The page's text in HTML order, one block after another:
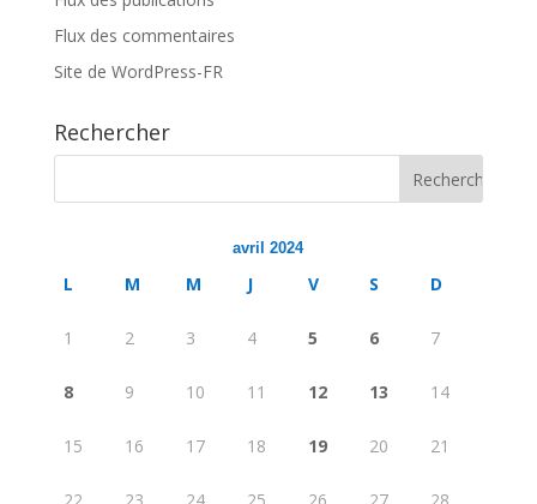
Flux des commentaires
Site de WordPress-FR
Rechercher
avril 2024
L M M J V S D
1 2 3 4 5 6 7
8 9 10 11 12 13 14
15 16 17 18 19 20 21